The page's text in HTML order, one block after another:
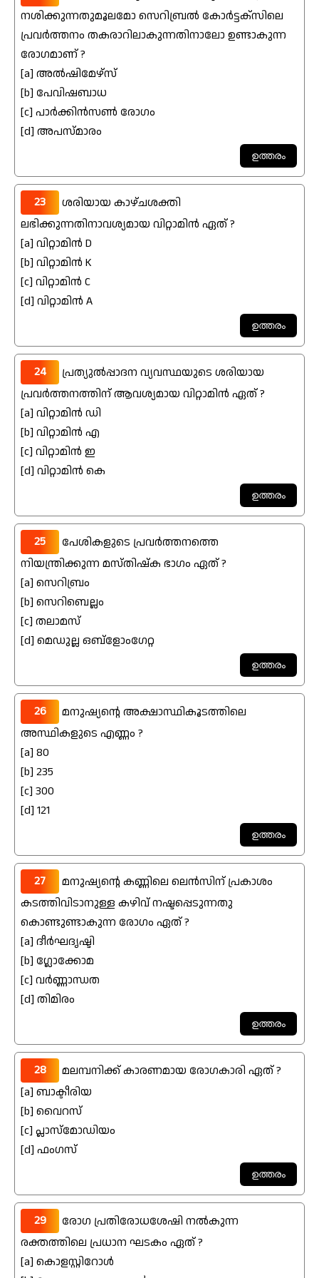
നശിക്കുന്നതുമൂലമോ സെറിബ്രൽ കോർട്ടക്സിലെ
പ്രവർത്തനം തകരാറിലാകുന്നതിനാലോ ഉണ്ടാകുന്ന
രോഗമാണ് ?
[a] അൽഷിമേഴ്സ്
[b] പേവിഷബാധ
[c] പാർക്കിൻസൺ രോഗം
[d] അപസ്മാരം
23
ശരിയായ കാഴ്ചശക്തി
ലഭിക്കുന്നതിനാവശ്യമായ വിറ്റാമിൻ ഏത് ?
[a] വിറ്റാമിൻ D
[b] വിറ്റാമിൻ K
[c] വിറ്റാമിൻ C
[d] വിറ്റാമിൻ A
24
പ്രത്യുൽപ്പാദന വ്യവസ്ഥയുടെ ശരിയായ
പ്രവർത്തനത്തിന് ആവശ്യമായ വിറ്റാമിൻ ഏത് ?
[a] വിറ്റാമിൻ ഡി
[b] വിറ്റാമിൻ എ
[c] വിറ്റാമിൻ ഇ
[d] വിറ്റാമിൻ കെ
25
പേശികളുടെ പ്രവർത്തനത്തെ
നിയന്ത്രിക്കുന്ന മസ്തിഷ്ക ഭാഗം ഏത് ?
[a] സെറിബ്രം
[b] സെറിബെല്ലം
[c] തലാമസ്
[d] മെഡുല്ല ഒബ്ളോംഗേറ്റ
26
മനുഷ്യന്റെ അക്ഷാസ്ഥികൂടത്തിലെ
അസ്ഥികളുടെ എണ്ണം ?
[a] 80
[b] 235
[c] 300
[d] 121
27
മനുഷ്യന്റെ കണ്ണിലെ ലെൻസിന് പ്രകാശം
കടത്തിവിടാനുള്ള കഴിവ് നഷ്ടപ്പെടുന്നതു
കൊണ്ടുണ്ടാകുന്ന രോഗം ഏത് ?
[a] ദീർഘദൃഷ്ടി
[b] ഗ്ലോക്കോമ
[c] വർണ്ണാന്ധത
[d] തിമിരം
28
മലമ്പനിക്ക് കാരണമായ രോഗകാരി ഏത് ?
[a] ബാക്ടീരിയ
[b] വൈറസ്
[c] പ്ലാസ്മോഡിയം
[d] ഫംഗസ്
29
രോഗ പ്രതിരോധശേഷി നൽകുന്ന
രക്തത്തിലെ പ്രധാന ഘടകം ഏത് ?
[a] കൊളസ്റ്റിറോൾ